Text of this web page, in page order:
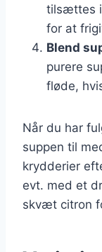
tilsættes
for at
Blend
purere
fløde,
Når du har
suppen til
krydderier
evt. med et
skvæt citron